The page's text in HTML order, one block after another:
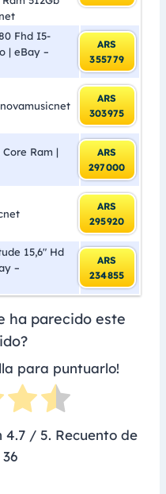
Fhd I5-
| eBay –
ARS
355779
ARS
303975
Ram |
ARS
297000
ARS
295920
15,6″ Hd
–
ARS
234855
ha parecido este
para puntuarlo!
4.7/ 5. Recuento de
36